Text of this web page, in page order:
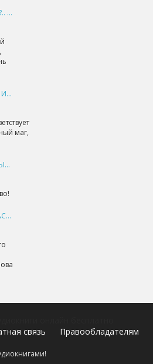
ПОЧЕМУ ИМЕННО ТЫ?.. КНИГА 1 - ЕКАТЕРИНА ЮДИНА
ПУТЬ АКИРО - СЕРГЕЙ ИЗМАЙЛОВ
маг,
ПРИСВОЕННАЯ ТЁМНЫМ. ПРОКЛЯТАЯ ЛЮБОВЬ - АННА ГЕРР
ЧЁРНЫЙ ДЕМБЕЛЬ. ЧАСТЬ 1 - АНДРЕЙ ФЕДИН
связь Правообладателям